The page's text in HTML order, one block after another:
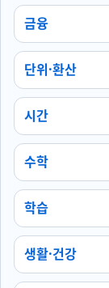
금융
단위·환산
시간
수학
학습
생활·건강